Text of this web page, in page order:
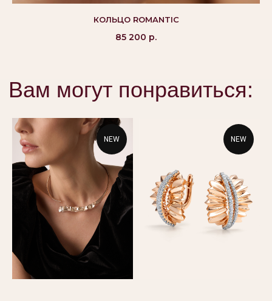
КОЛЬЦО ROMANTIC
85 200 р.
NEW NEW
alikor@alikor.com
КОНТАКТЫ
8 800 444 10 79
Гарантия
Проверка подлинности
Вопросы и ответы
Браслеты
Колье
Подвески
КАТАЛОГ
©Alikor, Все права защищены, 1999-2026 ООО
Публичная оферта
Политика конфиденциальности